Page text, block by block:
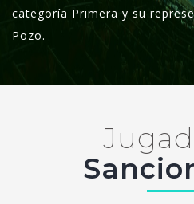
categoría Primera y su
Pozo.